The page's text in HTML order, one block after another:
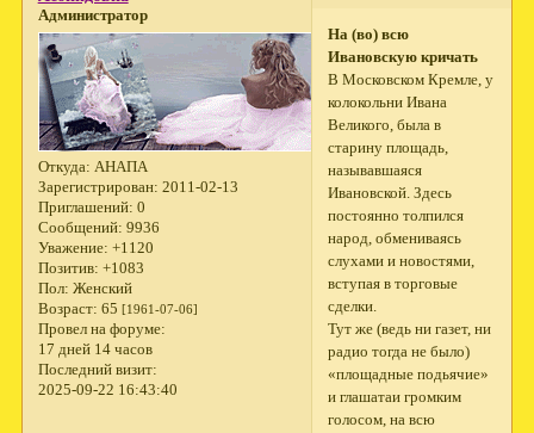
Администратор
Откуда: АНАПА
Зарегистрирован: 2011-02-13
Приглашений: 0
Сообщений: 9936
Уважение: +1120
Позитив: +1083
Пол: Женский
Возраст: 65 [1961-07-06]
Провел на форуме:
17 дней 14 часов
Последний визит:
2025-09-22 16:43:40
На (во) всю
Ивановскую кричать
В Московском Кремле, у
колокольни Ивана
Великого, была в
старину площадь,
называвшаяся
Ивановской. Здесь
постоянно толпился
народ, обмениваясь
слухами и новостями,
вступая в торговые
сделки.
Тут же (ведь ни газет, ни
радио тогда не было)
«площадные подьячие»
и глашатаи громким
голосом, на всю